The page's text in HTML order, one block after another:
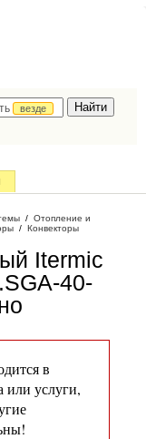
везде
/ Отопление и
/ Конвекторы
Itermic
40-
в
или услуги,